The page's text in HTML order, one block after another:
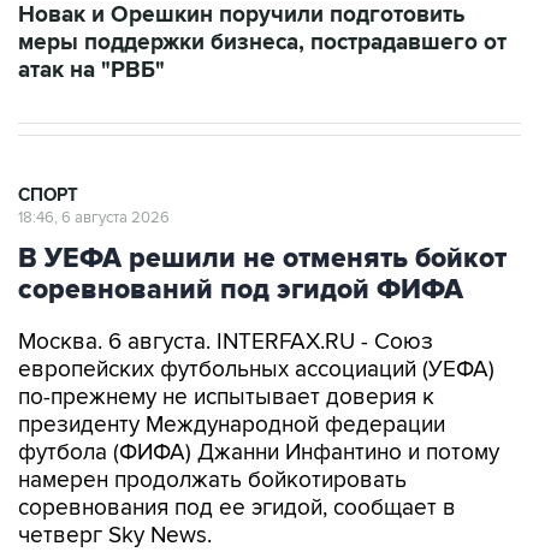
Новак и Орешкин поручили подготовить
меры поддержки бизнеса, пострадавшего от
атак на "РВБ"
СПОРТ
18:46, 6 августа 2026
В УЕФА решили не отменять бойкот
соревнований под эгидой ФИФА
Москва. 6 августа. INTERFAX.RU - Союз
европейских футбольных ассоциаций (УЕФА)
по-прежнему не испытывает доверия к
президенту Международной федерации
футбола (ФИФА) Джанни Инфантино и потому
намерен продолжать бойкотировать
соревнования под ее эгидой, сообщает в
четверг Sky News.